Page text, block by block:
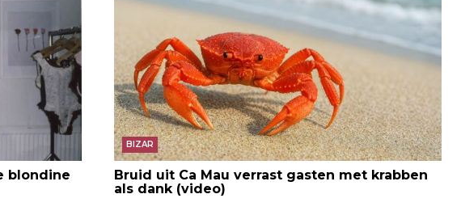
blondine
BIZAR
Bruid uit Ca Mau verrast gasten met krabben
als dank (video)